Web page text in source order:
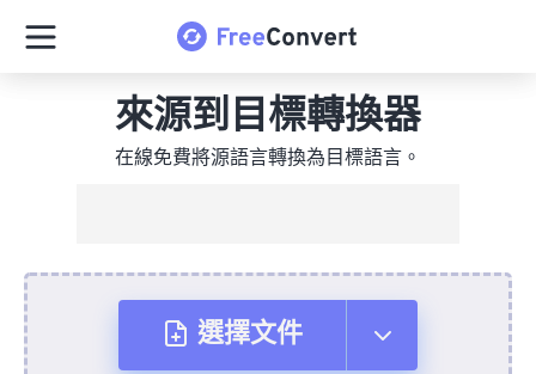
來源到目標轉換器
在線免費將源語言轉換為目標語言。
選擇文件